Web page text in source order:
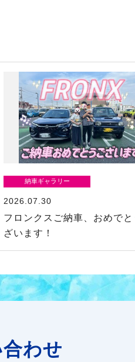
納車ギャラリー
2026.07.30
フロンクスご納車、おめで
ざいます！
わせ